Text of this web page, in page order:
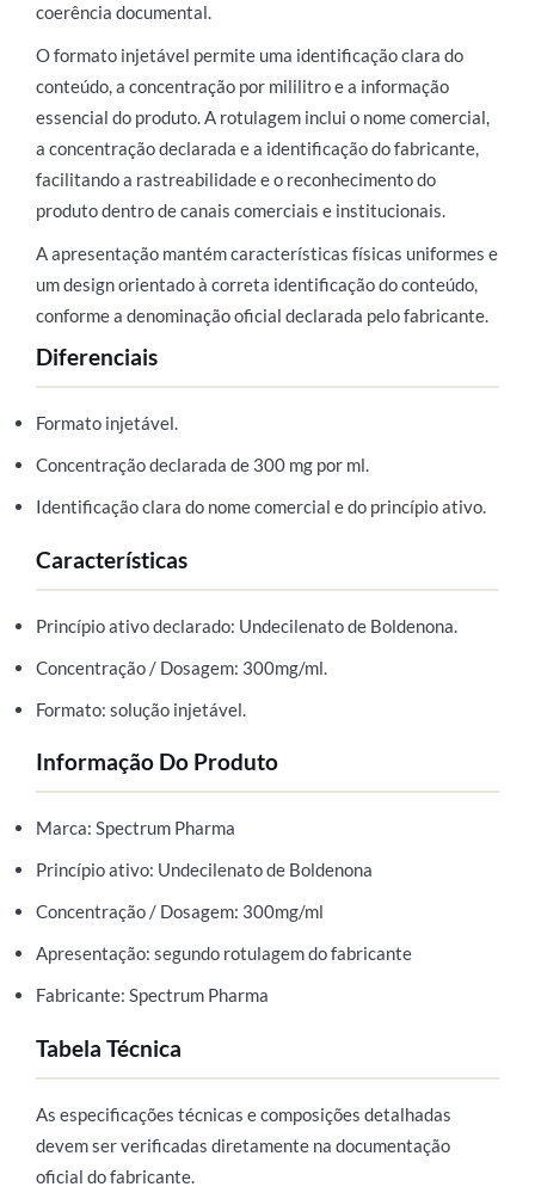
coerência documental.
O formato injetável permite uma identificação clara do
conteúdo, a concentração por mililitro e a informação
essencial do produto. A rotulagem inclui o nome comercial,
a concentração declarada e a identificação do fabricante,
facilitando a rastreabilidade e o reconhecimento do
produto dentro de canais comerciais e institucionais.
A apresentação mantém características físicas uniformes e
um design orientado à correta identificação do conteúdo,
conforme a denominação oficial declarada pelo fabricante.
Diferenciais
Formato injetável.
Concentração declarada de 300 mg por ml.
Identificação clara do nome comercial e do princípio ativo.
Características
Princípio ativo declarado: Undecilenato de Boldenona.
Concentração / Dosagem: 300mg/ml.
Formato: solução injetável.
Informação Do Produto
Marca: Spectrum Pharma
Princípio ativo: Undecilenato de Boldenona
Concentração / Dosagem: 300mg/ml
Apresentação: segundo rotulagem do fabricante
Fabricante: Spectrum Pharma
Tabela Técnica
As especificações técnicas e composições detalhadas
devem ser verificadas diretamente na documentação
oficial do fabricante.